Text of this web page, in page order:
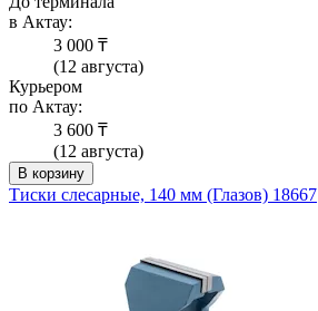
в Актау:
3 000 ₸
(12 августа)
Курьером
по Актау:
3 600 ₸
(12 августа)
В корзину
Тиски слесарные, 140 мм (Глазов) 18667